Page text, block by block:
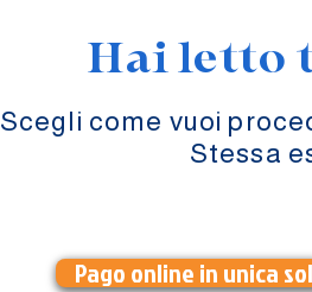
Hai letto
Scegli come vuoi
Stessa
Pago online in unica